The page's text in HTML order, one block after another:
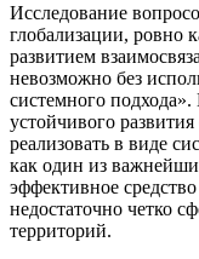
Исследование
глобализации, ровно
развитием
невозможно без
системного
устойчивого
реализовать в виде
как один из
эффективное
недостаточно четко
территорий.